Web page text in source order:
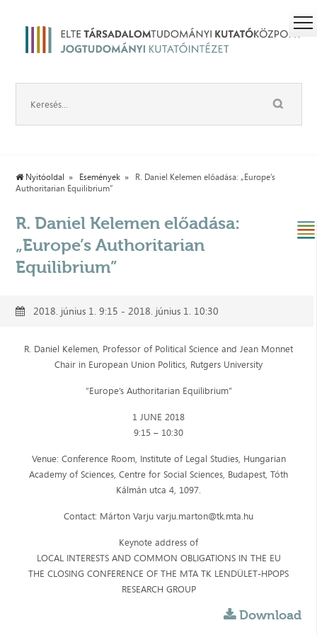
Nyitóoldal Események
R. Daniel Kelemen előadása: „Europe’s
Authoritarian Equilibrium”
R. Daniel Kelemen előadása:
„Europe’s Authoritarian
Equilibrium”
2018. június 1. 9:15 - 2018. június 1. 10:30
R. Daniel Kelemen, Professor of Political Science and Jean Monnet
Chair in European Union Politics, Rutgers University
“Europe’s Authoritarian Equilibrium”
1 JUNE 2018
9:15 – 10:30
Venue: Conference Room, Institute of Legal Studies, Hungarian
Academy of Sciences, Centre for Social Sciences, Budapest, Tóth
Kálmán utca 4, 1097.
Contact: Márton Varju varju.marton@tk.mta.hu
Keynote address of
LOCAL INTERESTS AND COMMON OBLIGATIONS IN THE EU
THE CLOSING CONFERENCE OF THE MTA TK LENDÜLET-HPOPS
RESEARCH GROUP
Download